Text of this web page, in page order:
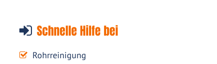
Schnelle Hilfe bei
Rohrreinigung